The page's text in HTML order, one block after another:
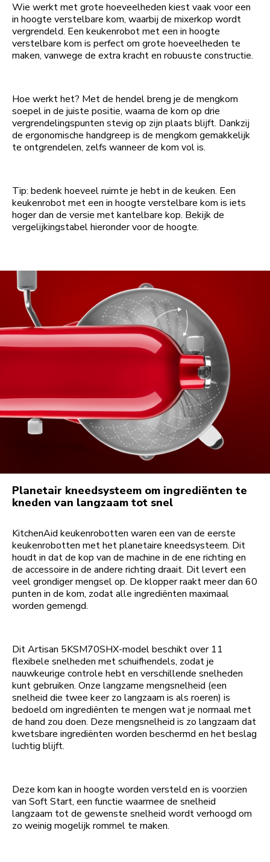
Wie werkt met grote hoeveelheden kiest vaak voor een
in hoogte verstelbare kom, waarbij de mixerkop wordt
vergrendeld. Een keukenrobot met een in hoogte
verstelbare kom is perfect om grote hoeveelheden te
maken, vanwege de extra kracht en robuuste constructie.
Hoe werkt het? Met de hendel breng je de mengkom
soepel in de juiste positie, waarna de kom op drie
vergrendelingspunten stevig op zijn plaats blijft. Dankzij
de ergonomische handgreep is de mengkom gemakkelijk
te ontgrendelen, zelfs wanneer de kom vol is.
Tip: bedenk hoeveel ruimte je hebt in de keuken. Een
keukenrobot met een in hoogte verstelbare kom is iets
hoger dan de versie met kantelbare kop. Bekijk de
vergelijkingstabel hieronder voor de hoogte.
Planetair kneedsysteem om ingrediënten te
kneden van langzaam tot snel
KitchenAid keukenrobotten waren een van de eerste
keukenrobotten met het planetaire kneedsysteem. Dit
houdt in dat de kop van de machine in de ene richting en
de accessoire in de andere richting draait. Dit levert een
veel grondiger mengsel op. De klopper raakt meer dan 60
punten in de kom, zodat alle ingrediënten maximaal
worden gemengd.
Dit Artisan 5KSM70SHX-model beschikt over 11
flexibele snelheden met schuifhendels, zodat je
nauwkeurige controle hebt en verschillende snelheden
kunt gebruiken. Onze langzame mengsnelheid (een
snelheid die twee keer zo langzaam is als roeren) is
bedoeld om ingrediënten te mengen wat je normaal met
de hand zou doen. Deze mengsnelheid is zo langzaam dat
kwetsbare ingrediënten worden beschermd en het beslag
luchtig blijft.
Deze kom kan in hoogte worden versteld en is voorzien
van Soft Start, een functie waarmee de snelheid
langzaam tot de gewenste snelheid wordt verhoogd om
zo weinig mogelijk rommel te maken.